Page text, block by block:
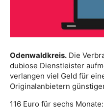
Odenwaldkreis. Die
dubiose Dienstleister
verlangen viel Geld für
Originalanbietern
116 Euro für sechs